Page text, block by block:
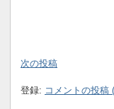
次の投稿
登録: コメントの投稿